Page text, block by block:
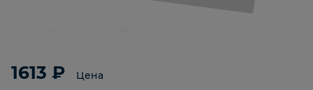
1613 ₽ Цена